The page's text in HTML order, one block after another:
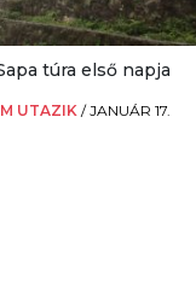
túra első napja
UTAZIK/JANUÁR 17.